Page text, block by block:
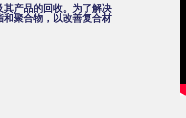
产品的回收。为了解决
聚合物，以改善复合材